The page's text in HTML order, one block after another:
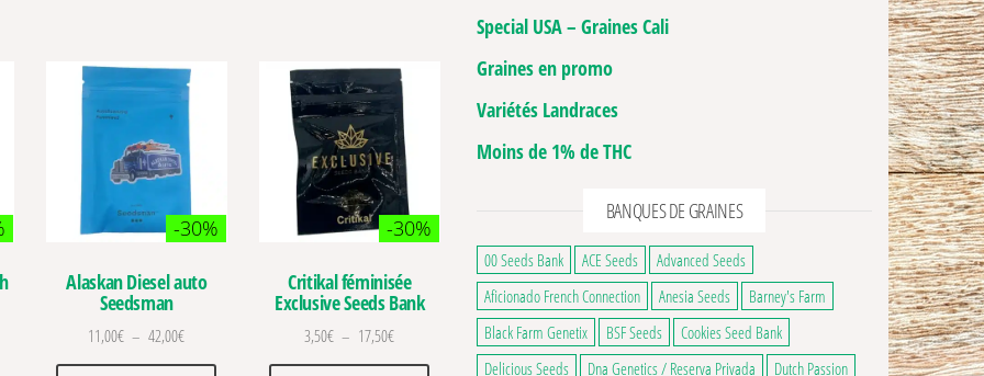
prix : 8,00€ à 24,50€
-30%
Alaskan Diesel auto
Seedsman
11,00€ – 42,00€Plage de prix : 11,00€ à 42,00€
-30%
Critikal féminisée
Exclusive Seeds Bank
3,50€ – 17,50€Plage de prix : 3,50€ à 17,50€
Special USA – Graines Cali
Graines en promo
Variétés Landraces
Moins de 1% de THC
BANQUES DE GRAINES
00 Seeds Bank ACE Seeds
Advanced Seeds
Aficionado French Connection
Anesia Seeds
Barney's Farm
Black Farm Genetix
BSF Seeds
Cookies Seed Bank
Delicious Seeds
Dna Genetics / Reserva Privada
Dutch Passion